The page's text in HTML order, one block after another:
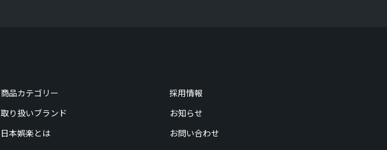
商品カテゴリー
採用情報
取り扱いブランド
お知らせ
日本娯楽とは
お問い合わせ